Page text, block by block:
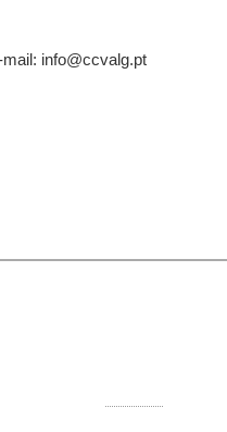
info@ccvalg.pt